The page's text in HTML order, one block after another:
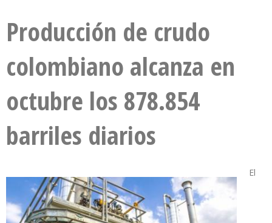
Producción de crudo
colombiano alcanza en
octubre los 878.854
barriles diarios
El